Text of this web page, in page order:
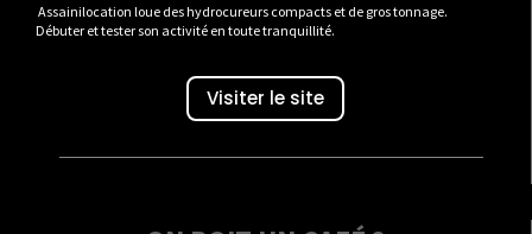
Assainilocation loue des hydrocureurs compacts et de gros tonnage.
Débuter et tester son activité en toute tranquillité.
Visiter le site